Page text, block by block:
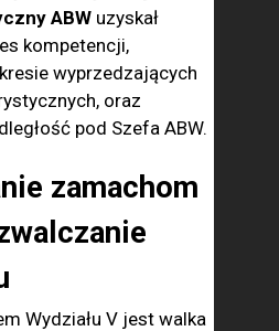
ABW uzyskał
kompetencji,
wyprzedzających
oraz
pod Szefa ABW.
zamachom
Wydziału V jest walka